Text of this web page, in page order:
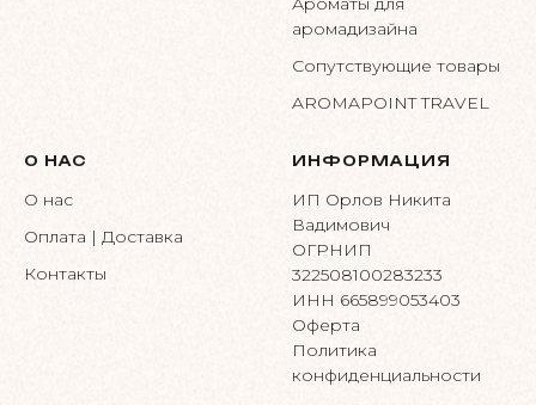
аромадизайна
Сопутствующие товары
AROMAPOINT TRAVEL
О НАС
О нас
Оплата | Доставка
Контакты
ИНФОРМАЦИЯ
ИП Орлов Никита
Вадимович
ОГРНИП
322508100283233
ИНН 665899053403
Оферта
Политика
конфиденциальности